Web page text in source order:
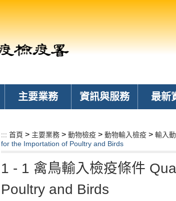
主要業務 資訊與服務 最新
::: 首頁 > 主要業務 > 動物檢疫 > 動物輸入檢疫 > 輸入
for the Importation of Poultry and Birds
1 - 1 禽鳥輸入檢疫條件
Poultry and Birds